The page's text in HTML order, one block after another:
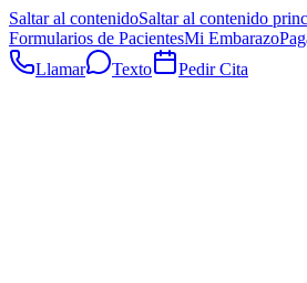
Saltar al contenidoSaltar al contenido
Formularios de PacientesMi Embarazo
Llamar
Texto Pedir Cita